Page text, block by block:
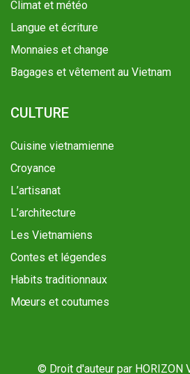
Climat et météo
Langue et écriture
Monnaies et change
Bagages et vêtement au Vietnam
CULTURE
Cuisine vietnamienne
Croyance
L’artisanat
L’architecture
Les Vietnamiens
Contes et légendes
Habits traditionnaux
Mœurs et coutumes
© Droit d'auteur par HORIZON